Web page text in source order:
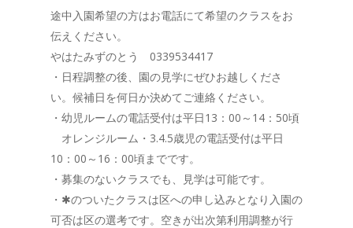
途中入園希望の方はお電話にて希望のクラスをお
伝えください。
やはたみずのとう 0339534417
・日程調整の後、園の見学にぜひお越しくださ
い。候補日を何日か決めてご連絡ください。
・幼児ルームの電話受付は平日13：00～14：50頃
オレンジルーム・3.4.5歳児の電話受付は平日
10：00～16：00頃までです。
・募集のないクラスでも、見学は可能です。
・✱のついたクラスは区への申し込みとなり入園の
可否は区の選考です。空きが出次第利用調整が行